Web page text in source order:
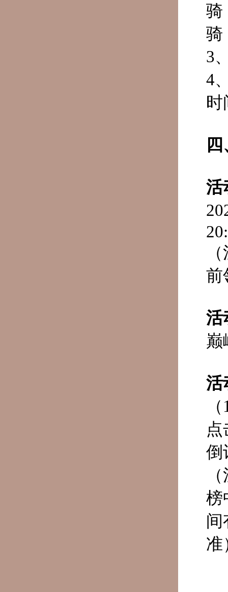
骑
骑
3
4
时
活
前
活
活
倒
榜
间
准